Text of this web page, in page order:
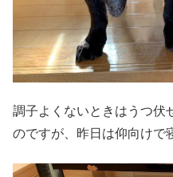
調子よくないときはうつ伏
のですが、昨日は仰向けで